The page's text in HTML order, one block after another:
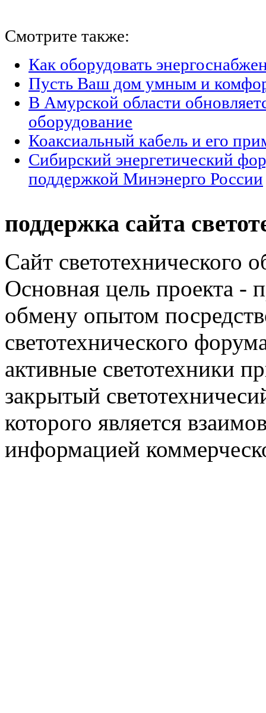
Смотрите также:
Как оборудовать
Пусть Ваш дом умным и
В Амурской области
оборудование
Коаксиальный кабель и его
Сибирский энергетический
поддержкой Минэнерго России
поддержка сайта
Сайт светотехнического
Основная цель проекта -
обмену опытом
светотехнического
активные светотехники
закрытый
которого является
информацией